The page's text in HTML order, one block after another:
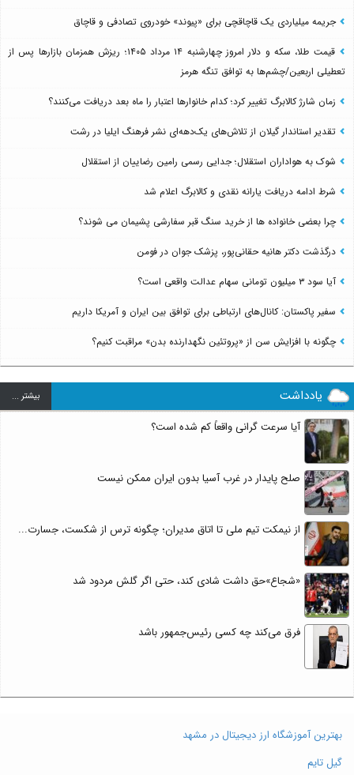
جریمه میلیاردی یک قاچاقچی برای «پیوند» خودروی تصادفی و قاچاق
قیمت طلا، سکه و دلار امروز چهارشنبه ۱۴ مرداد ۱۴۰۵؛ ریزش همزمان بازارها پس از
تعطیلی اربعین/چشم‌ها به توافق تنگه هرمز
زمان شارژ کالابرگ تغییر کرد؛ کدام خانوارها اعتبار را ماه بعد دریافت می‌کنند؟
تقدیر استاندار گیلان از تلاش‌های یک‌دهه‌ای نشر فرهنگ ایلیا در رشت
شوک به هواداران استقلال؛ جدایی رسمی رامین رضاییان از استقلال
شرط ادامه دریافت یارانه نقدی و کالابرگ اعلام شد
چرا بعضی خانواده ها از خرید سنگ قبر سفارشی پشیمان می شوند؟
درگذشت دکتر هانیه حقانی‌پور، پزشک جوان در فومن
آیا سود ۳ میلیون تومانی سهام عدالت واقعی است؟
سفیر پاکستان: کانال‌های ارتباطی برای توافق بین ایران و آمریکا داریم
چگونه با افزایش سن از «پروتئین نگهدارنده بدن» مراقبت کنیم؟
یادداشت بيشتر ...
آیا سرعت گرانی واقعاً کم شده است؟
صلح پایدار در غرب آسیا بدون ایران ممکن نیست
از نیمکت تیم ملی تا اتاق مدیران؛ چگونه ترس از شکست، جسارت...
«شجاع»حق داشت شادی کند، حتی اگر گلش مردود شد
فرق می‌کند چه کسی رئیس‌جمهور باشد
بهترین آموزشگاه ارز دیجیتال در مشهد
گیل تایم